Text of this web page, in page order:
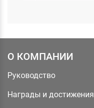
О КОМПАНИИ
Руководство
Награды и достижения